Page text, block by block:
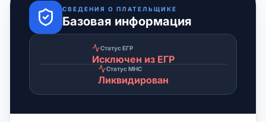
СВЕДЕНИЯ О ПЛАТЕЛЬЩИКЕ
Базовая информация
Статус ЕГР
Исключен из ЕГР
Статус МНС
Ликвидирован